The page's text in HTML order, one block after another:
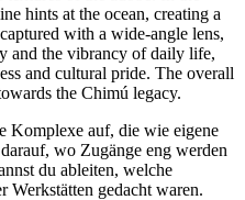
Komplexe auf, die wie eigene
wo Zugänge eng werden
du ableiten, welche
Werkstätten gedacht waren.